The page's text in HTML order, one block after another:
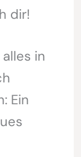
dir!
in
Ein